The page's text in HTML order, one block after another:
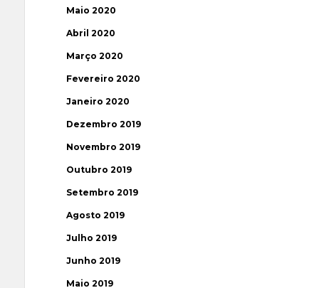
Maio 2020
Abril 2020
Março 2020
Fevereiro 2020
Janeiro 2020
Dezembro 2019
Novembro 2019
Outubro 2019
Setembro 2019
Agosto 2019
Julho 2019
Junho 2019
Maio 2019